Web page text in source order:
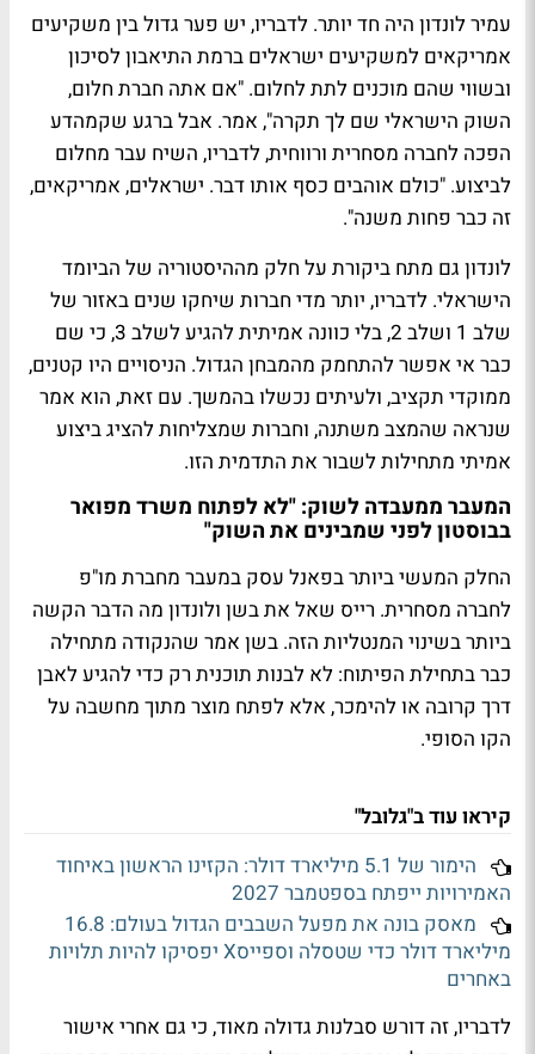
עמיר לונדון היה חד יותר. לדבריו, יש פער גדול בין משקיעים
אמריקאים למשקיעים ישראלים ברמת התיאבון לסיכון
ובשווי שהם מוכנים לתת לחלום. "אם אתה חברת חלום,
השוק הישראלי שם לך תקרה", אמר. אבל ברגע שקמהדע
הפכה לחברה מסחרית ורווחית, לדבריו, השיח עבר מחלום
לביצוע. "כולם אוהבים כסף אותו דבר. ישראלים, אמריקאים,
זה כבר פחות משנה".
לונדון גם מתח ביקורת על חלק מההיסטוריה של הביומד
הישראלי. לדבריו, יותר מדי חברות שיחקו שנים באזור של
שלב 1 ושלב 2, בלי כוונה אמיתית להגיע לשלב 3, כי שם
כבר אי אפשר להתחמק מהמבחן הגדול. הניסויים היו קטנים,
ממוקדי תקציב, ולעיתים נכשלו בהמשך. עם זאת, הוא אמר
שנראה שהמצב משתנה, וחברות שמצליחות להציג ביצוע
אמיתי מתחילות לשבור את התדמית הזו.
המעבר ממעבדה לשוק: "לא לפתוח משרד מפואר
בבוסטון לפני שמבינים את השוק"
החלק המעשי ביותר בפאנל עסק במעבר מחברת מו"פ
לחברה מסחרית. רייס שאל את בשן ולונדון מה הדבר הקשה
ביותר בשינוי המנטליות הזה. בשן אמר שהנקודה מתחילה
כבר בתחילת הפיתוח: לא לבנות תוכנית רק כדי להגיע לאבן
דרך קרובה או להימכר, אלא לפתח מוצר מתוך מחשבה על
הקו הסופי.
קיראו עוד ב"גלובל"
הימור של 5.1 מיליארד דולר: הקזינו הראשון באיחוד
האמירויות ייפתח בספטמבר 2027
מאסק בונה את מפעל השבבים הגדול בעולם: 16.8
מיליארד דולר כדי שטסלה וספייסX יפסיקו להיות תלויות
באחרים
לדבריו, זה דורש סבלנות גדולה מאוד, כי גם אחרי אישור